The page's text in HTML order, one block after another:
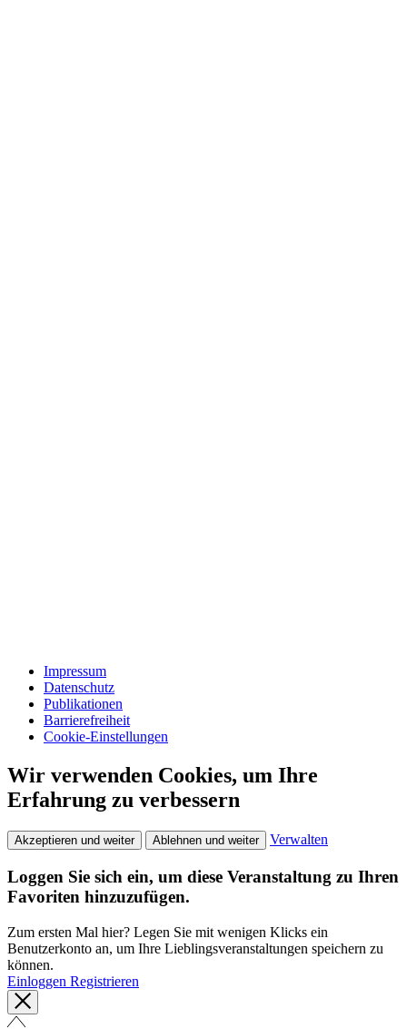
Impressum
Datenschutz
Publikationen
Barrierefreiheit
Cookie-Einstellungen
Wir verwenden Cookies, um Ihre
Erfahrung zu verbessern
Akzeptieren und weiter Ablehnen und weiter Verwalten
Loggen Sie sich ein, um diese Veranstaltung zu Ihren
Favoriten hinzuzufügen.
Zum ersten Mal hier? Legen Sie mit wenigen Klicks ein
Benutzerkonto an, um Ihre Lieblingsveranstaltungen speichern zu
können.
Einloggen Registrieren